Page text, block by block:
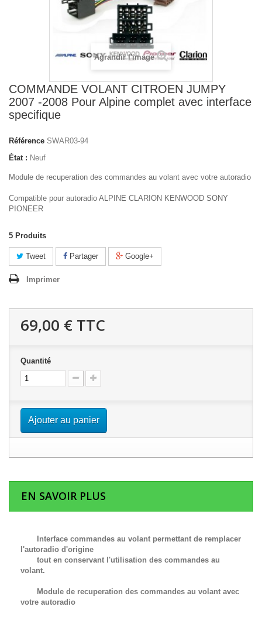
Agrandir l'image
COMMANDE VOLANT CITROEN JUMPY
2007 -2008 Pour Alpine complet avec interface
specifique
Référence SWAR03-94
État : Neuf
Module de recuperation des commandes au volant avec votre autoradio
Compatible pour autoradio ALPINE CLARION KENWOOD SONY
PIONEER
5 Produits
Tweet Partager Google+
Imprimer
69,00 € TTC
Quantité
Ajouter au panier
EN SAVOIR PLUS
Interface commandes au volant permettant de remplacer
l'autoradio d'origine
tout en conservant l'utilisation des commandes au
volant.
Module de recuperation des commandes au volant avec
votre autoradio